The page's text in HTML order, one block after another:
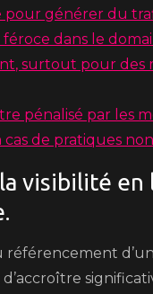
pour générer du
dans le
surtout pour des
pénalisé par les
de pratiques
visibilité en
référencement